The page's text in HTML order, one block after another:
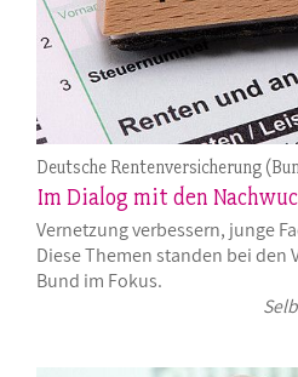
Deutsche Rentenversicherung
Im Dialog mit den
Vernetzung verbessern, junge
Diese Themen standen bei den
Bund im Fokus.